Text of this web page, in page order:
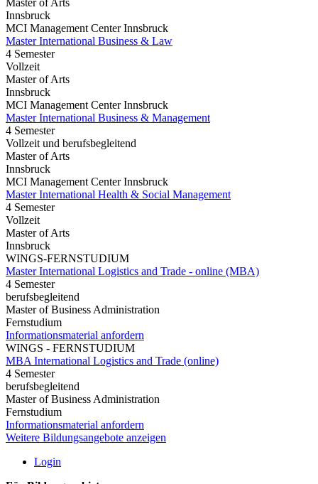
Innsbruck
MCI Management Center Innsbruck
Master International Business & Law
4 Semester
Vollzeit
Master of Arts
Innsbruck
MCI Management Center Innsbruck
Master International Business & Management
4 Semester
Vollzeit und berufsbegleitend
Master of Arts
Innsbruck
MCI Management Center Innsbruck
Master International Health & Social Management
4 Semester
Vollzeit
Master of Arts
Innsbruck
WINGS-FERNSTUDIUM
Master International Logistics and Trade - online (MBA)
4 Semester
berufsbegleitend
Master of Business Administration
Fernstudium
Informationsmaterial anfordern
WINGS - FERNSTUDIUM
MBA International Logistics and Trade (online)
4 Semester
berufsbegleitend
Master of Business Administration
Fernstudium
Informationsmaterial anfordern
Weitere Bildungsangebote anzeigen
Login